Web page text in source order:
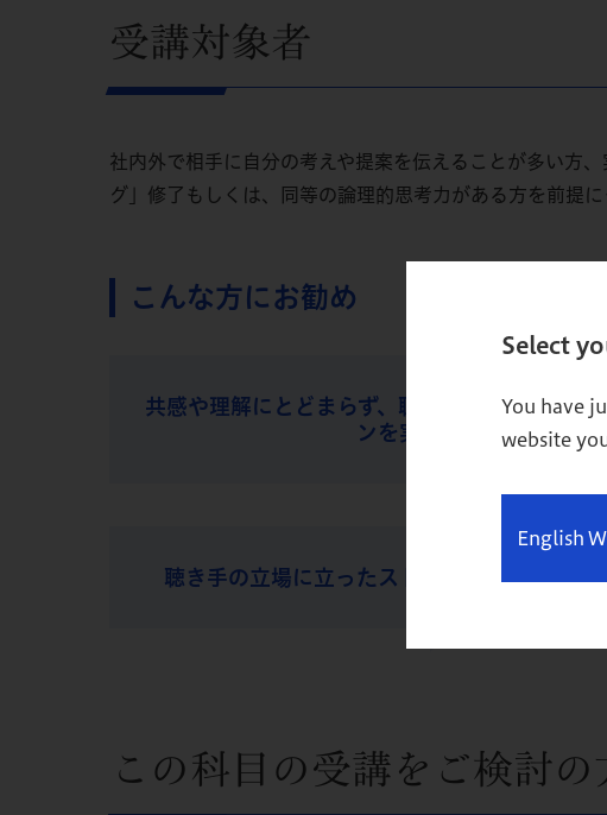
Select
You have
website
English
受講対象者
社内外で相手に自分の考えや提案を伝えることが多い方
グ」修了もしくは、同等の論理的思考力がある方を前提に
こんな方にお勧め
共感や理解にとどまらず、聴き手の「行動」に
ンを実施したい方
聴き手の立場に立ったストーリーラインを生
この科目の受講をご検討の